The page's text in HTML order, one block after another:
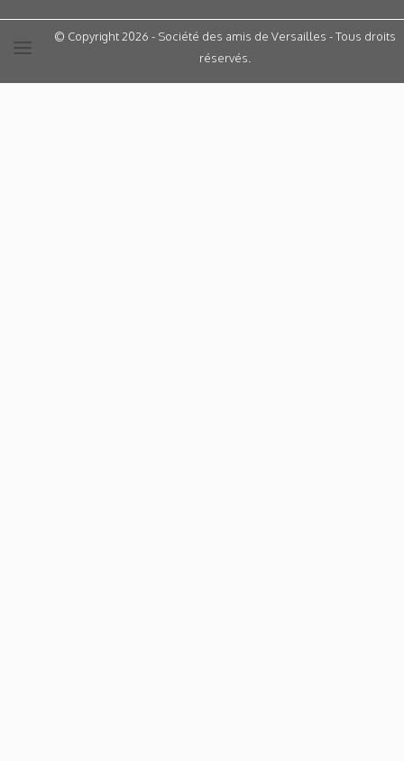
© Copyright 2026 - Société des amis de Versailles - Tous droits
réservés.